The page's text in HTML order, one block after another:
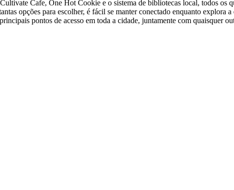
Cafe, One Hot Cookie e o sistema de bibliotecas local, todos os
opções para escolher, é fácil se manter conectado enquanto explora a
pontos de acesso em toda a cidade, juntamente com quaisquer